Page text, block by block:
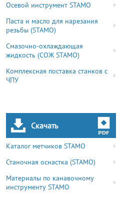
Осевой инструмент STAMO
Паста и масло для нарезания
резьбы (STAMO)
Смазочно-охлаждающая
жидкость (СОЖ STAMO)
Комплексная поставка станков с
ЧПУ
Скачать
Каталог метчиков STAMO
Станочная оснастка (STAMO)
Материалы по канавочному
инструменту STAMO